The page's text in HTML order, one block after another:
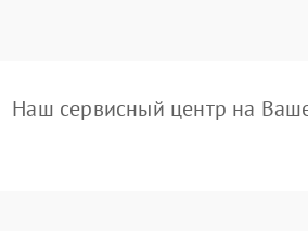
Наш сервисный центр на